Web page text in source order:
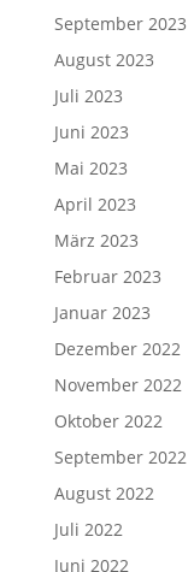
September 2023
August 2023
Juli 2023
Juni 2023
Mai 2023
April 2023
März 2023
Februar 2023
Januar 2023
Dezember 2022
November 2022
Oktober 2022
September 2022
August 2022
Juli 2022
Juni 2022